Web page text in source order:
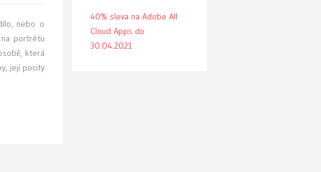
nebo o
portrétu
která
její pocity
40% sleva na Adobe All
Cloud Apps do
30.04.2021